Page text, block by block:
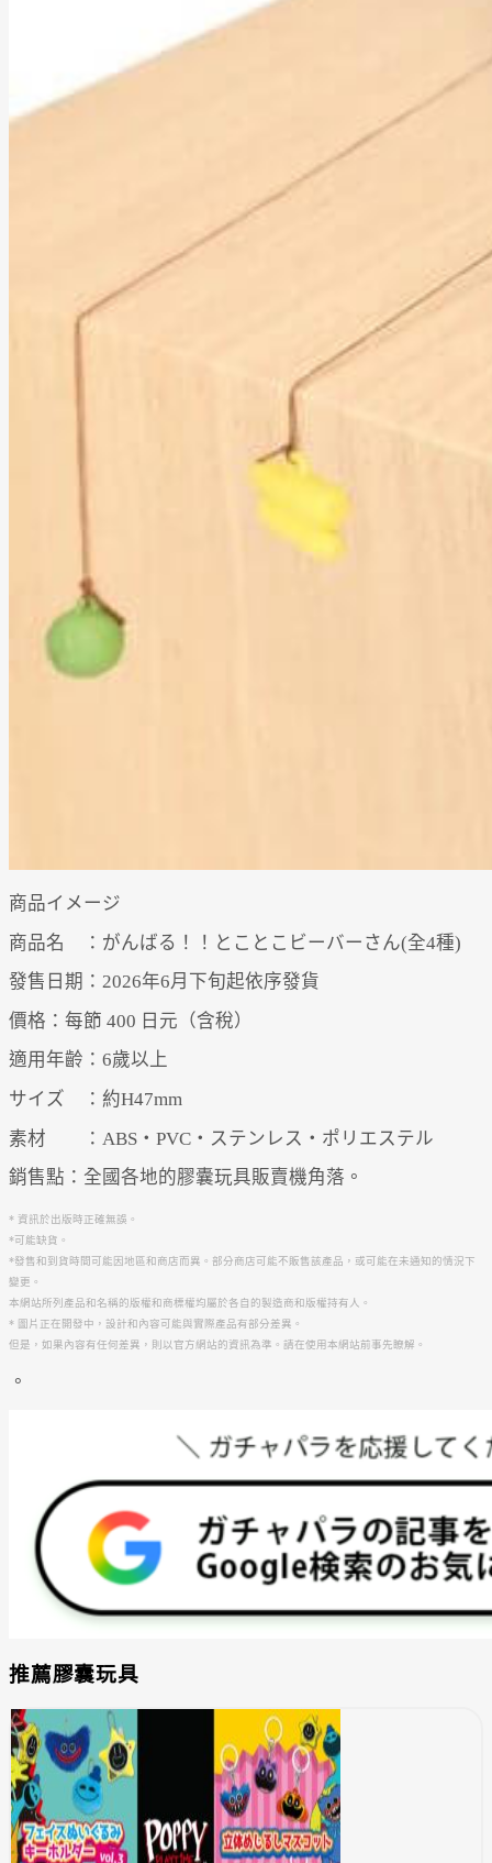
商品イメージ
商品名 ：がんばる！！とことこビーバーさん(全4種)
發售日期：2026年6月下旬起依序發貨
價格：每節 400 日元（含稅）
適用年齡：6歲以上
サイズ ：約H47mm
素材 ：ABS・PVC・ステンレス・ポリエステル
銷售點：全國各地的膠囊玩具販賣機角落。
* 資訊於出版時正確無誤。
*可能缺貨。
*發售和到貨時間可能因地區和商店而異。部分商店可能不販售該產品，或可能在未通知的情況下
變更。
本網站所列產品和名稱的版權和商標權均屬於各自的製造商和版權持有人。
* 圖片正在開發中，設計和內容可能與實際產品有部分差異。
但是，如果內容有任何差異，則以官方網站的資訊為準。請在使用本網站前事先瞭解。
。
推薦膠囊玩具